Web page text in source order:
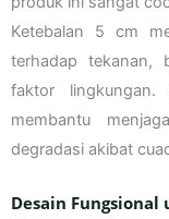
Ketebalan 5 cm
terhadap tekanan,
faktor
membantu
degradasi akibat
Desain